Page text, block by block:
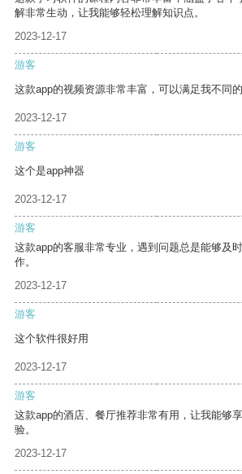
解非常生动，让我能够轻松理解知识点。
2023-12-17
游客
这款app的视频资源非常丰富，可以满足我不同的
2023-12-17
游客
这个是app神器
2023-12-17
游客
这款app的客服非常专业，遇到问题总是能够及
作。
2023-12-17
游客
这个软件很好用
2023-12-17
游客
这款app的酒店、餐厅推荐非常有用，让我能够
验。
2023-12-17